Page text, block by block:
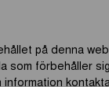
på denna
som förbehåller
information